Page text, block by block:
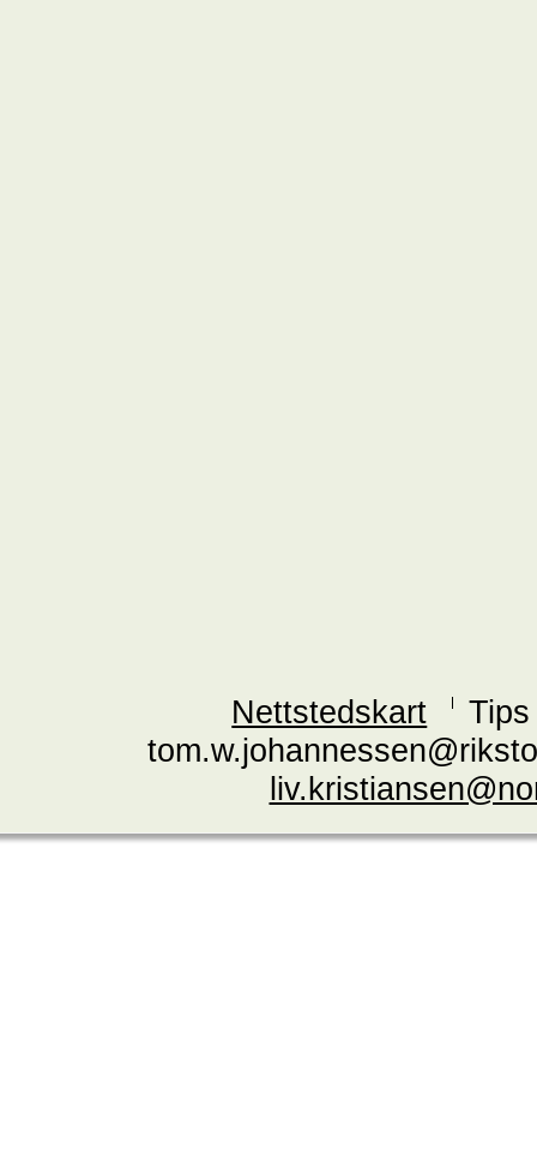
Nettstedskart